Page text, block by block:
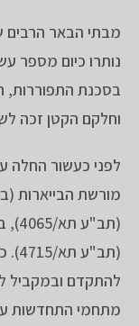
נותרו כיום מספר
בסכנת התפוררות,
וחלקם הקטן זכה
לפני כעשור החלה
מורשת הבייארות
להתקדם ובמקביל
מתחמי התחדשות